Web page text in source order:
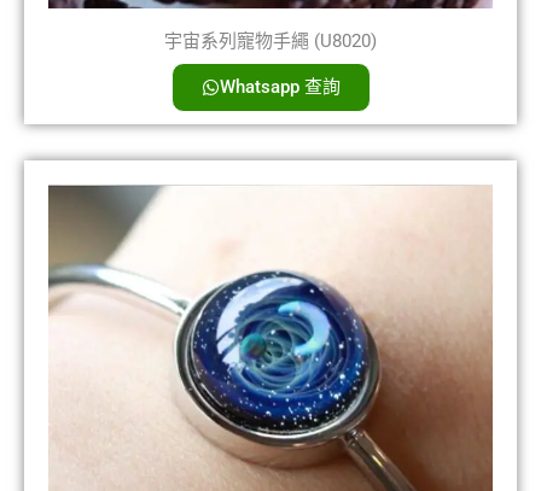
宇宙系列寵物手繩 (U8020)
Whatsapp 查詢